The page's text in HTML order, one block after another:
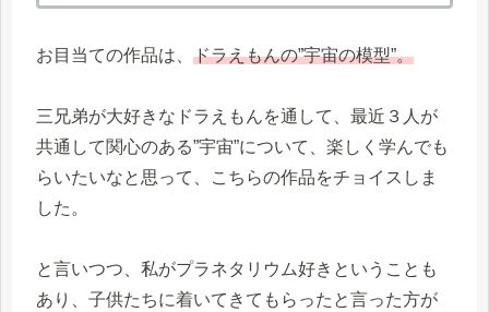
お目当ての作品は、 ドラえもんの”宇宙の模型”。
三兄弟が大好きなドラえもんを通して、最近３人が
共通して関心のある”宇宙”について、楽しく学んでも
らいたいなと思って、こちらの作品をチョイスしま
した。
と言いつつ、私がプラネタリウム好きということも
あり、子供たちに着いてきてもらったと言った方が